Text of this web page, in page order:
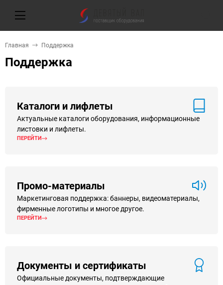
Главная Поддержка
Поддержка
Каталоги и лифлеты
Актуальные каталоги оборудования, информационные
листовки и лифлеты.
ПЕРЕЙТИ
Промо-материалы
Маркетинговая поддержка: баннеры, видеоматериалы,
фирменные логотипы и многое другое.
ПЕРЕЙТИ
Документы и сертификаты
Официальные документы, подтверждающие